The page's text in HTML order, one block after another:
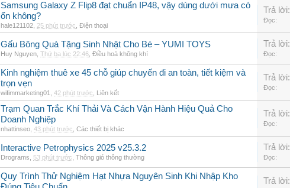
Samsung Galaxy Z Flip8 đạt chuẩn IP48, vậy dùng dưới mưa có
ổn không?
hale121102 25 phút trước Điện thoại
Trả lời:
Đọc:
Gấu Bông Quà Tặng Sinh Nhật Cho Bé – YUMI TOYS
Huy Nguyen Thứ ba lúc 22:46 Điều hoà không khí
Trả lời:
Đọc:
Kinh nghiệm thuê xe 45 chỗ giúp chuyến đi an toàn, tiết kiệm và
trọn vẹn
wifimmarketing01 42 phút trước Liên kết
Trả lời:
Đọc:
Trạm Quan Trắc Khí Thải Và Cách Vận Hành Hiệu Quả Cho
Doanh Nghiệp
nhattinseo 43 phút trước Các thiết bị khác
Trả lời:
Đọc:
Interactive Petrophysics 2025 v25.3.2
Drograms 53 phút trước Thông gió thông thường
Trả lời:
Đọc:
Quy Trình Thử Nghiệm Hạt Nhựa Nguyên Sinh Khi Nhập Kho
Trả lời: